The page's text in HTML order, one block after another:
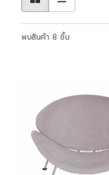
พบสินค้า 8 ชิ้น